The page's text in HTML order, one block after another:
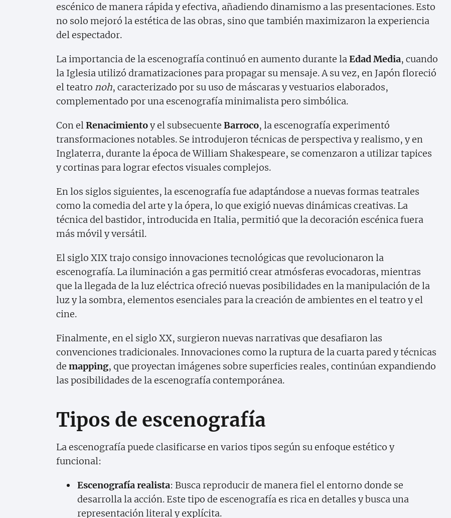
escénico de manera rápida y efectiva, añadiendo dinamismo a las presentaciones. Esto
no solo mejoró la estética de las obras, sino que también maximizaron la experiencia
del espectador.
La importancia de la escenografía continuó en aumento durante la Edad Media, cuando
la Iglesia utilizó dramatizaciones para propagar su mensaje. A su vez, en Japón floreció
el teatro noh, caracterizado por su uso de máscaras y vestuarios elaborados,
complementado por una escenografía minimalista pero simbólica.
Con el Renacimientoy el subsecuente Barroco, la escenografía experimentó
transformaciones notables. Se introdujeron técnicas de perspectiva y realismo, y en
Inglaterra, durante la época de William Shakespeare, se comenzaron a utilizar tapices
y cortinas para lograr efectos visuales complejos.
En los siglos siguientes, la escenografía fue adaptándose a nuevas formas teatrales
como la comedia del arte y la ópera, lo que exigió nuevas dinámicas creativas. La
técnica del bastidor, introducida en Italia, permitió que la decoración escénica fuera
más móvil y versátil.
El siglo XIX trajo consigo innovaciones tecnológicas que revolucionaron la
escenografía. La iluminación a gas permitió crear atmósferas evocadoras, mientras
que la llegada de la luz eléctrica ofreció nuevas posibilidades en la manipulación de la
luz y la sombra, elementos esenciales para la creación de ambientes en el teatro y el
cine.
Finalmente, en el siglo XX, surgieron nuevas narrativas que desafiaron las
convenciones tradicionales. Innovaciones como la ruptura de la cuarta pared y técnicas
de mapping, que proyectan imágenes sobre superficies reales, continúan expandiendo
las posibilidades de la escenografía contemporánea.
Tipos de escenografía
La escenografía puede clasificarse en varios tipos según su enfoque estético y
funcional:
Escenografía realista: Busca reproducir de manera fiel el entorno donde se
desarrolla la acción. Este tipo de escenografía es rica en detalles y busca una
representación literal y explícita.